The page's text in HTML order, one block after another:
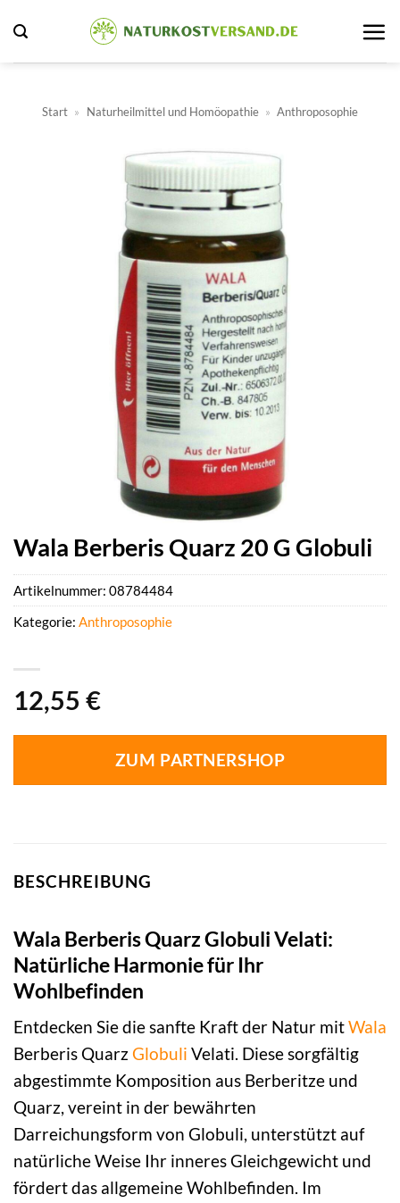
Inhalt
springen
Start » Naturheilmittel und Homöopathie » Anthroposophie
Wala Berberis Quarz 20 G Globuli
12,55 €
ZUM PARTNERSHOP
Artikelnummer: 08784484
Kategorie: Anthroposophie
BESCHREIBUNG
Wala Berberis Quarz Globuli Velati:
Natürliche Harmonie für Ihr
Wohlbefinden
Entdecken Sie die sanfte Kraft der Natur mitWala
Berberis QuarzGlobuli Velati. Diese sorgfältig
abgestimmte Komposition aus Berberitze und
Quarz, vereint in der bewährten
Darreichungsform von Globuli, unterstützt auf
natürliche Weise Ihr inneres Gleichgewicht und
fördert das allgemeine Wohlbefinden. Im